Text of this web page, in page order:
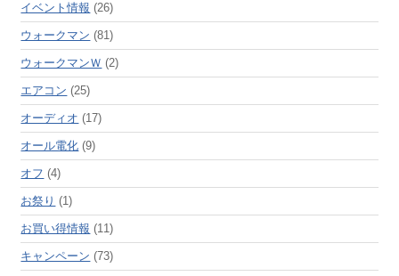
イベント情報 (26)
ウォークマン (81)
ウォークマンＷ (2)
エアコン (25)
オーディオ (17)
オール電化 (9)
オフ (4)
お祭り (1)
お買い得情報 (11)
キャンペーン (73)